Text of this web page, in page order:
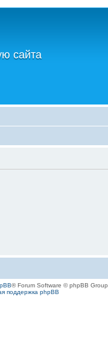
сайта
® Forum Software © phpBB Group
поддержка phpBB